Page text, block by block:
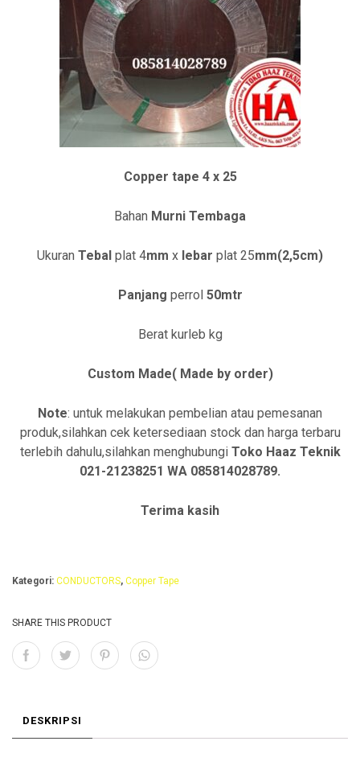
Copper tape 4 x 25
Bahan Murni Tembaga
Ukuran Tebal plat 4mm x lebar plat 25mm(2,5cm)
Panjang perrol 50mtr
Berat kurleb kg
Custom Made( Made by order)
Note: untuk melakukan pembelian atau pemesanan
produk,silahkan cek ketersediaan stock dan harga terbaru
terlebih dahulu,silahkan menghubungi Toko Haaz Teknik
021-21238251 WA 085814028789.
Terima kasih
Kategori: CONDUCTORS, Copper Tape
SHARE THIS PRODUCT
DESKRIPSI